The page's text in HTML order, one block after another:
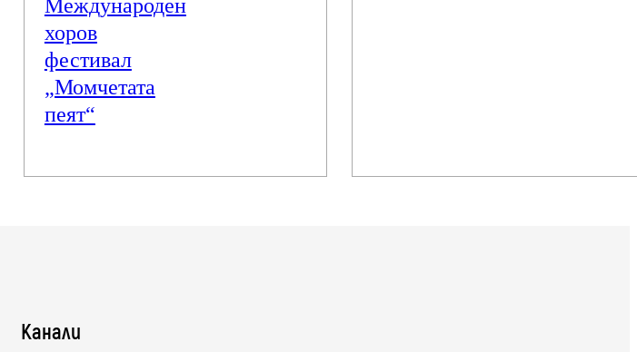
Международен
хоров
фестивал
„Момчетата
пеят“
Канали